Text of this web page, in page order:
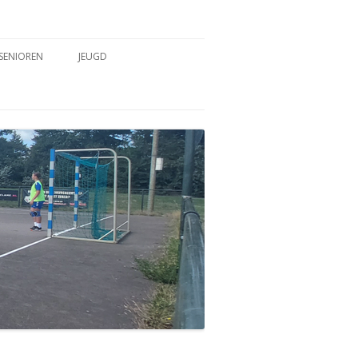
SENIOREN
TRAININGSTIJDEN
WEDSTRIJDVERSLAGEN
JEUGD
TRAININGSTIJDEN
WEDSTRIJDVERSLAGEN
SPELREGELS